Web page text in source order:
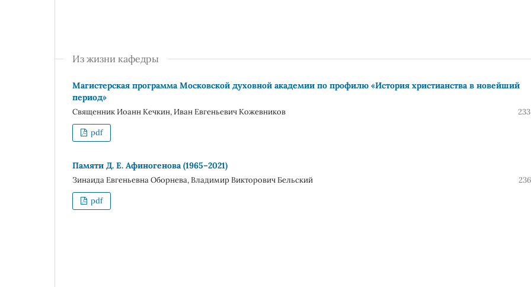
Из жизни кафедры
Магистерская программа Московской духовной академии по профилю «История христианства в новейший
период»
Священник Иоанн Кечкин, Иван Евгеньевич Кожевников
pdf
Памяти Д. Е. Афиногенова (1965–2021)
Зинаида Евгеньевна Оборнева, Владимир Викторович Бельский
pdf